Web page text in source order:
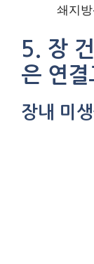
쇄지
5. 장
은 연결
장내 미